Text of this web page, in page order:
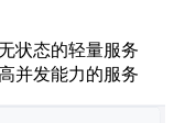
状态的轻量服务
并发能力的服务